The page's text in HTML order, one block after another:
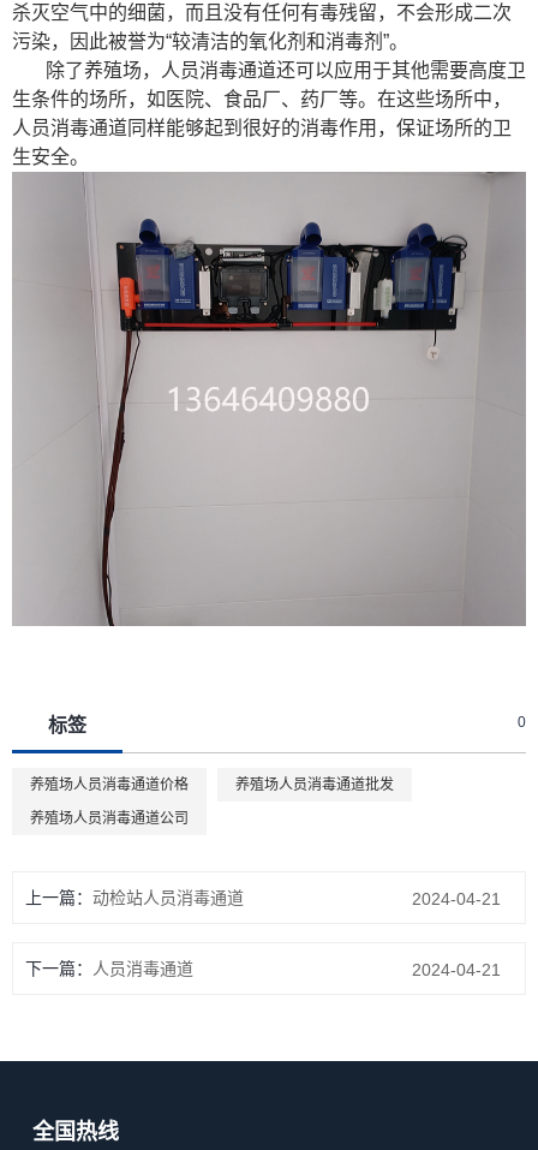
杀灭空气中的细菌，而且没有任何有毒残留，不会形成二次
污染，因此被誉为“较清洁的氧化剂和消毒剂”。
除了养殖场，人员消毒通道还可以应用于其他需要高度卫
生条件的场所，如医院、食品厂、药厂等。在这些场所中，
人员消毒通道同样能够起到很好的消毒作用，保证场所的卫
生安全。
标签 0
养殖场人员消毒通道价格
养殖场人员消毒通道批发
养殖场人员消毒通道公司
上一篇： 动检站人员消毒通道 2024-04-21
下一篇： 人员消毒通道 2024-04-21
全国热线